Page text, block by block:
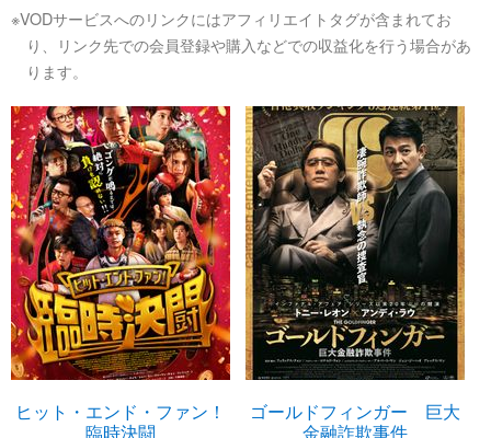
※VODサービスへのリンクにはアフィリエイトタグが含まれてお
り、リンク先での会員登録や購入などでの収益化を行う場合があ
ります。
ヒット・エンド・ファン！
臨時決闘
ゴールドフィンガー 巨大
金融詐欺事件